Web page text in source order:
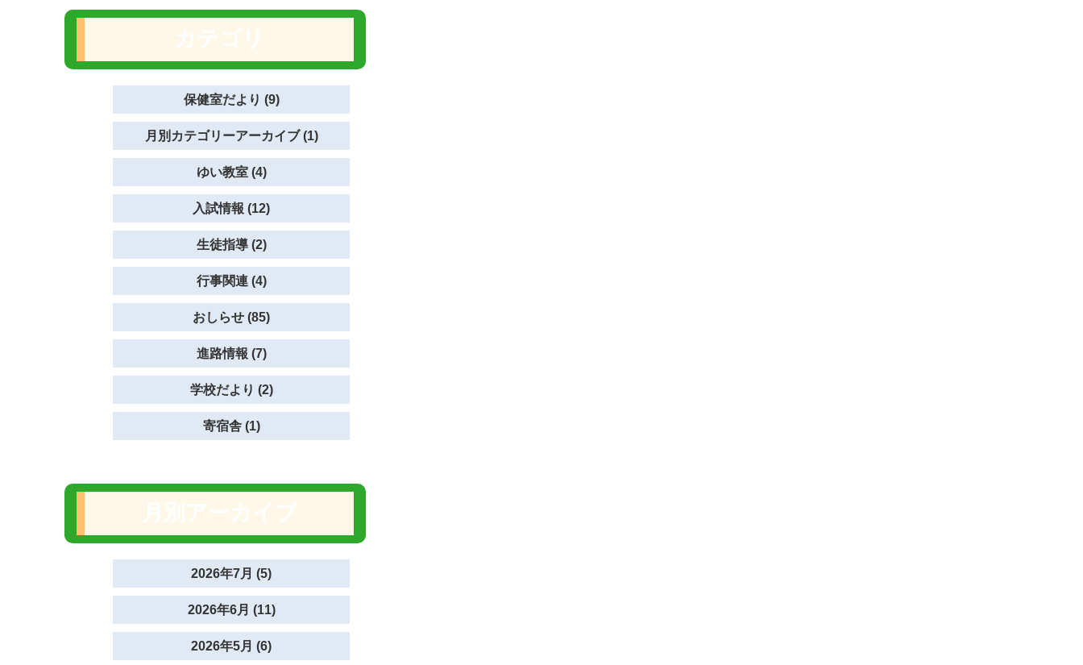
保健室だより (9)
月別カテゴリーアーカイブ (1)
ゆい教室 (4)
入試情報 (12)
生徒指導 (2)
行事関連 (4)
おしらせ (85)
進路情報 (7)
学校だより (2)
寄宿舎 (1)
2026年7月 (5)
2026年6月 (11)
2026年5月 (6)